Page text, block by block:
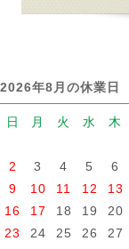
2026年8月の休業日
日 月 火 水 木
2
3 4 5 6
9
10 11 12 13
16
17 18 19 20
23
24 25 26 27